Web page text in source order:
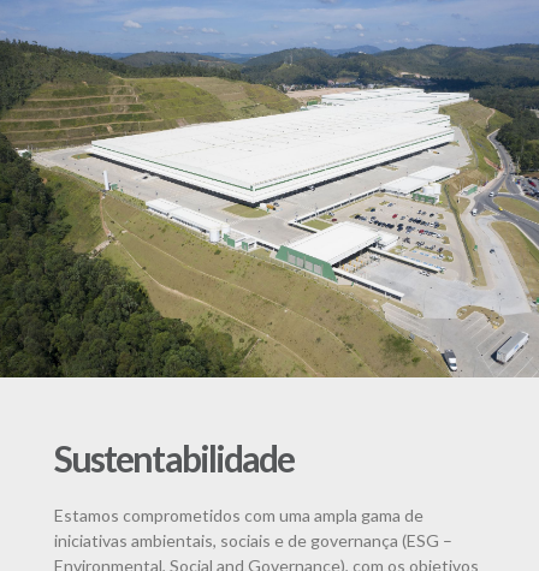
Sustentabilidade
Estamos comprometidos com uma ampla gama de
iniciativas ambientais, sociais e de governança (ESG –
Environmental, Social and Governance), com os objetivos